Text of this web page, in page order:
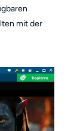
mit der